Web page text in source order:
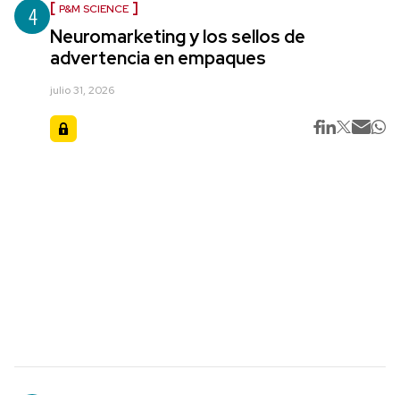
4 P&M SCIENCE
Neuromarketing y los sellos de
advertencia en empaques
julio 31, 2026